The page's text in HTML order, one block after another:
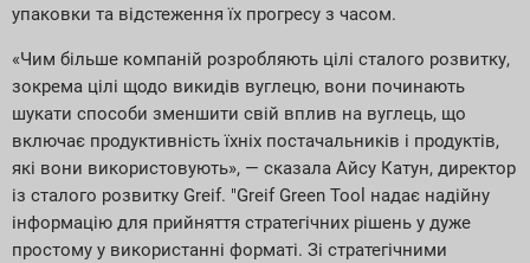
упаковки та відстеження їх прогресу з часом.
«Чим більше компаній розробляють цілі сталого розвитку,
зокрема цілі щодо викидів вуглецю, вони починають
шукати способи зменшити свій вплив на вуглець, що
включає продуктивність їхніх постачальників і продуктів,
які вони використовують», — сказала Айсу Катун, директор
із сталого розвитку Greif. "Greif Green Tool надає надійну
інформацію для прийняття стратегічних рішень у дуже
простому у використанні форматі. Зі стратегічними